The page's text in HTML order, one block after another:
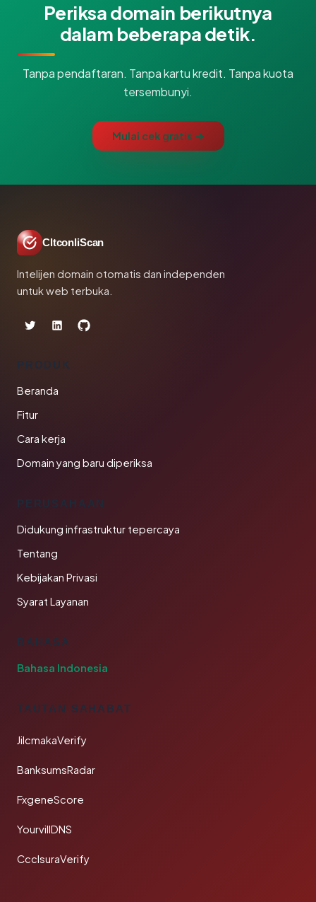
Periksa domain berikutnya
dalam beberapa detik.
Tanpa pendaftaran. Tanpa kartu kredit. Tanpa kuota
tersembunyi.
Mulai cek gratis →
CltconliScan
Intelijen domain otomatis dan independen
untuk web terbuka.
PRODUK
Beranda
Fitur
Cara kerja
Domain yang baru diperiksa
PERUSAHAAN
Didukung infrastruktur tepercaya
Tentang
Kebijakan Privasi
Syarat Layanan
BAHASA
Bahasa Indonesia
TAUTAN SAHABAT
JilcmakaVerify
BanksumsRadar
FxgeneScore
YourvillDNS
CcclsuraVerify